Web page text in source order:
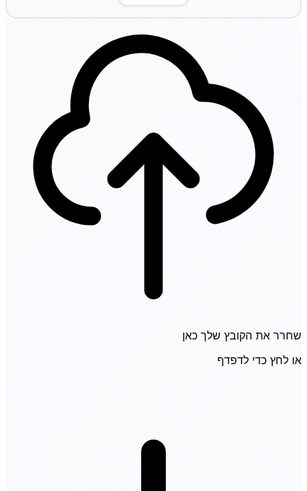
שחרר את הקובץ שלך כאן
או לחץ כדי לדפדף